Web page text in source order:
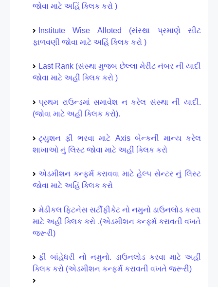
જોવા માટે અહિં ક્લિક કરો )
Institute Wise Alloted (સંસ્થા પ્રમાણે સીટ
ફાળવણી જોવા માટે અહિં ક્લિક કરો )
Last Rank (સંસ્થા મુજબ છેલ્લા મેરીટ નંબર ની યાદી
જોવા માટે અહીં ક્લિક કરો )
પ્રથમ રાઉન્ડમાં સમાવેશ ન કરેલ સંસ્થા ની યાદી.
(જોવા માટે અહી ક્લિક કરો).
ટ્યુશન ફી ભરવા માટે Axis બેન્કની માન્ય કરેલ
શાખાઓ નું લિસ્ટ જોવા માટે અહીં ક્લિક કરો
એડમીશન કન્ફર્મ કરાવવા માટે હેલ્પ સેન્ટર નું લિસ્ટ
જોવા માટે અહિં ક્લિક કરો
મેડીકલ ફિટનેસ સર્ટીફીકેટ નો નમુનો ડાઉનલોડ કરવા
માટે અહીં ક્લિક કરો .(એડમીશન કન્ફર્મ કરાવતી વખતે
જરૂરી)
ફી બાંહેધરી નો નમુનો. ડાઉનલોડ કરવા માટે અહીં
ક્લિક કરો (એડમીશન કન્ફર્મ કરાવતી વખતે જરૂરી)